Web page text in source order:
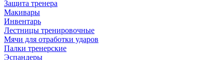
Защита тренера
Макивары
Инвентарь
Лестницы тренировочные
Мячи для отработки ударов
Палки тренерские
Эспандеры